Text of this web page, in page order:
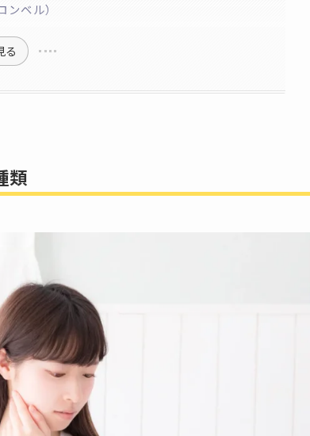
ベル）
る
類